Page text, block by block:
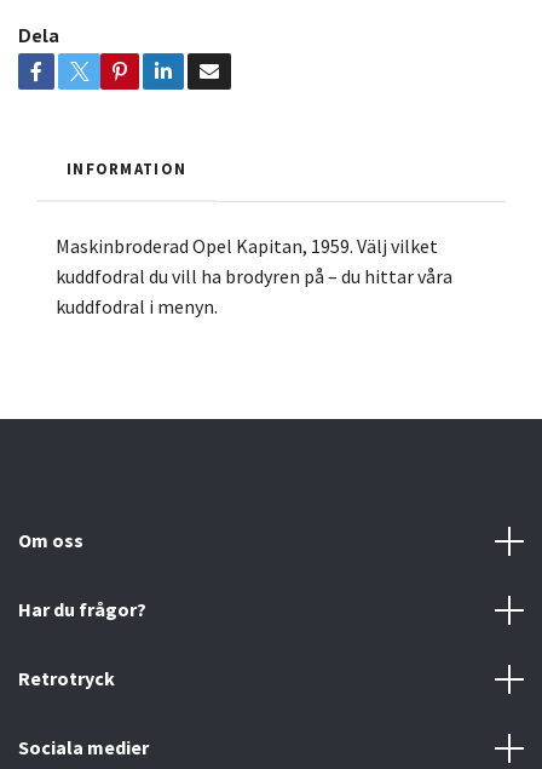
Dela
INFORMATION
Maskinbroderad Opel Kapitan, 1959. Välj vilket
kuddfodral du vill ha brodyren på – du hittar våra
kuddfodral i menyn.
Om oss
Har du frågor?
Retrotryck
Sociala medier